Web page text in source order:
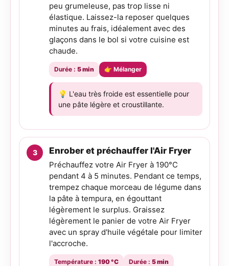
peu grumeleuse, pas trop lisse ni
élastique. Laissez-la reposer quelques
minutes au frais, idéalement avec des
glaçons dans le bol si votre cuisine est
chaude.
Durée : 5 min 👉 Mélanger
💡 L'eau très froide est essentielle pour
une pâte légère et croustillante.
Enrober et préchauffer l'Air Fryer
Préchauffez votre Air Fryer à 190°C
pendant 4 à 5 minutes. Pendant ce temps,
trempez chaque morceau de légume dans
la pâte à tempura, en égouttant
légèrement le surplus. Graissez
légèrement le panier de votre Air Fryer
avec un spray d'huile végétale pour limiter
l'accroche.
Température : 190 °C Durée : 5 min